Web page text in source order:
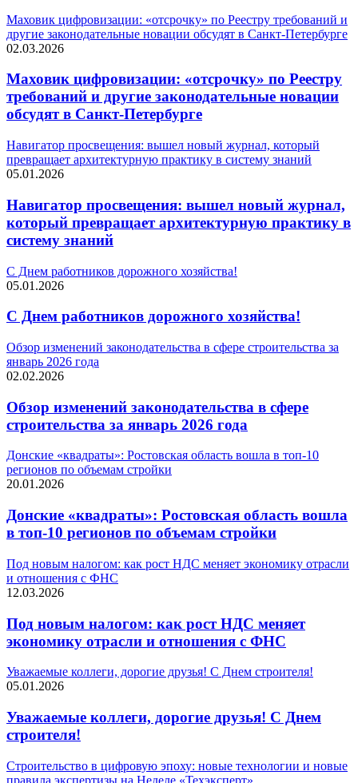
Маховик цифровизации: «отсрочку» по Реестру требований и
другие законодательные новации обсудят в Санкт-Петербурге
02.03.2026
Маховик цифровизации: «отсрочку» по Реестру
требований и другие законодательные новации
обсудят в Санкт-Петербурге
Навигатор просвещения: вышел новый журнал, который
превращает архитектурную практику в систему знаний
05.01.2026
Навигатор просвещения: вышел новый журнал,
который превращает архитектурную практику в
систему знаний
С Днем работников дорожного хозяйства!
05.01.2026
С Днем работников дорожного хозяйства!
Обзор изменений законодательства в сфере строительства за
январь 2026 года
02.02.2026
Обзор изменений законодательства в сфере
строительства за январь 2026 года
Донские «квадраты»: Ростовская область вошла в топ-10
регионов по объемам стройки
20.01.2026
Донские «квадраты»: Ростовская область вошла
в топ-10 регионов по объемам стройки
Под новым налогом: как рост НДС меняет экономику отрасли
и отношения с ФНС
12.03.2026
Под новым налогом: как рост НДС меняет
экономику отрасли и отношения с ФНС
Уважаемые коллеги, дорогие друзья! С Днем строителя!
05.01.2026
Уважаемые коллеги, дорогие друзья! С Днем
строителя!
Строительство в цифровую эпоху: новые технологии и новые
правила экспертизы на Неделе «Техэксперт»